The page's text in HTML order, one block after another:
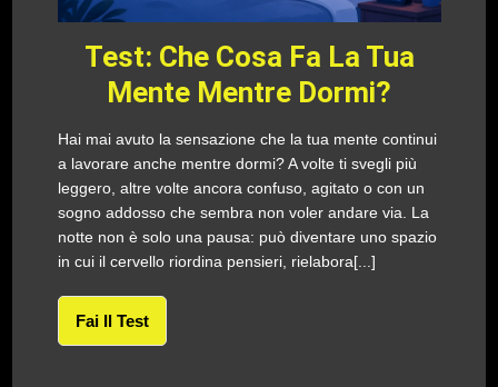
Test: Che Cosa Fa La Tua
Mente Mentre Dormi?
Hai mai avuto la sensazione che la tua mente continui
a lavorare anche mentre dormi? A volte ti svegli più
leggero, altre volte ancora confuso, agitato o con un
sogno addosso che sembra non voler andare via. La
notte non è solo una pausa: può diventare uno spazio
in cui il cervello riordina pensieri, rielabora[...]
Fai Il Test